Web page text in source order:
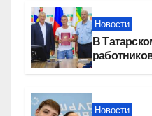
Новости
В
Новости